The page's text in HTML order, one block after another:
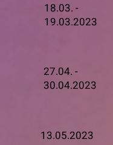
18.03. -
19.03.2023
27.04. -
30.04.2023
13.05.2023